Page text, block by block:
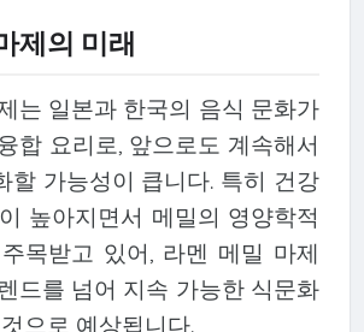
제의 미래
는 일본과 한국의 음식 문화가
합 요리로, 앞으로도 계속해서
할 가능성이 큽니다. 특히 건강
높아지면서 메밀의 영양학적
목받고 있어, 라멘 메밀 마제
드를 넘어 지속 가능한 식문화
으로 예상됩니다.